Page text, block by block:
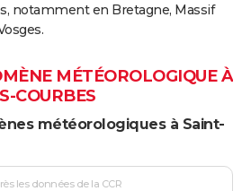
notamment en Bretagne, Massif
MÉTÉOROLOGIQUE À
COURBES
météorologiques à Saint-
les données de la CCR